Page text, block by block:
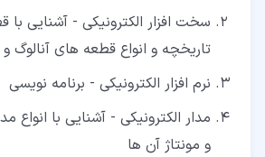
۳‏-‏۱‏- برنامه نویسی
۳‏-‏۲‏- زبان برنامه نویسی
سخت افزار الکترونیکی - آشنایی با
تاریخچه و انواع قطعه های آنالوگ
نرم افزار الکترونیکی - برنامه نویسی
مدار الکترونیکی - آشنایی با انواع
و مونتاژ آن ها